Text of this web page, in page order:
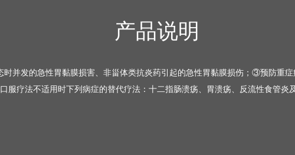
产品说明
并发的急性胃黏膜损害、非甾体类抗炎药引起的急性胃黏膜损伤；③预防重
服疗法不适用时下列病症的替代疗法：十二指肠溃疡、胃溃疡、反流性食管炎